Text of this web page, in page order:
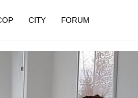
CITY FORUM
investigația